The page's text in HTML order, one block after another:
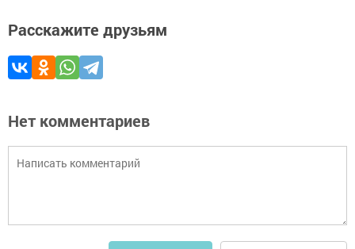
Расскажите друзьям
Нет комментариев